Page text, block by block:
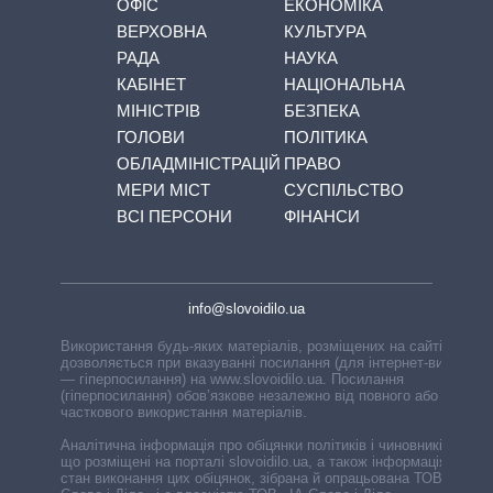
ОФІС
ВЕРХОВНА
РАДА
КАБІНЕТ
МІНІСТРІВ
ГОЛОВИ
ОБЛАДМІНІСТРАЦІЙ
МЕРИ МІСТ
ВСІ ПЕРСОНИ
ЕКОНОМІКА
КУЛЬТУРА
НАУКА
НАЦІОНАЛЬНА
БЕЗПЕКА
ПОЛІТИКА
ПРАВО
СУСПІЛЬСТВО
ФІНАНСИ
info@slovoidilo.ua
Використання будь-яких матеріалів, розміщених на сайті,
дозволяється при вказуванні посилання (для інтернет-видань
— гіперпосилання) на www.slovoidilo.ua. Посилання
(гіперпосилання) обов’язкове незалежно від повного або
часткового використання матеріалів.
Аналітична інформація про обіцянки політиків і чиновників,
що розміщені на порталі slovoidilo.ua, а також інформація про
стан виконання цих обіцянок, зібрана й опрацьована ТОВ «ІА